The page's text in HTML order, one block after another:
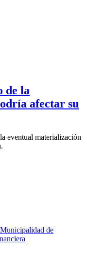
de la
afectar su
eventual materialización